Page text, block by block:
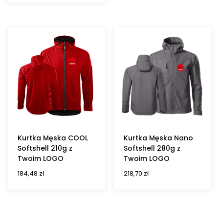
Kurtka Męska COOL
Softshell 210g z
Twoim LOGO
184,48 zł
Kurtka Męska Nano
Softshell 280g z
Twoim LOGO
218,70 zł